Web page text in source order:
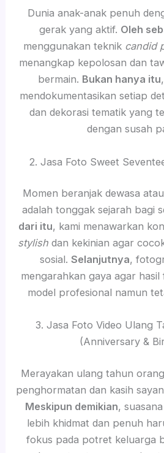
Dunia anak-anak penuh
gerak yang aktif. Oleh
menggunakan teknik candid
menangkap kepolosan dan
bermain. Bukan hanya itu
mendokumentasikan setiap
dan dekorasi tematik yang
dengan susah
2. Jasa Foto Sweet
Momen beranjak dewasa atau
adalah tonggak sejarah bagi
dari itu, kami menawarkan
stylish dan kekinian agar
sosial. Selanjutnya,
mengarahkan gaya agar
model profesional namun
3. Jasa Foto Video Ulang
(Anniversary &
Merayakan ulang tahun
penghormatan dan kasih
Meskipun demikian,
lebih khidmat dan penuh
fokus pada potret keluarga